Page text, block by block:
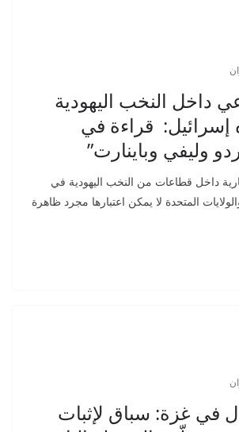
داخل النخب اليهودية
إسرائيل: قراءة في
وليفي وباينارت”
داخل قطاعات من النخب اليهودية في
المتحدة لا يمكن اعتبارها مجرد ظاهرة
في غزة: سباق لإثبات